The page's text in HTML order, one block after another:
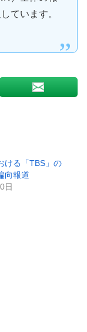
ています。
ける「TBS」の
向報道
日